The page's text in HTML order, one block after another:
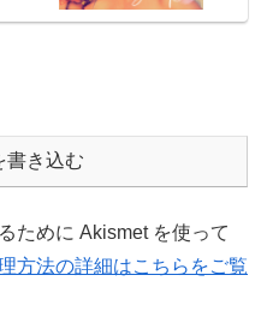
書き込む
ために Akismet を使って
方法の詳細はこちらをご覧